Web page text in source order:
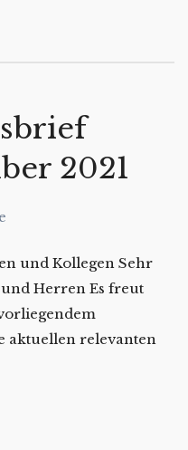
2021
und Kollegen Sehr
Herren Es freut
aktuellen relevanten